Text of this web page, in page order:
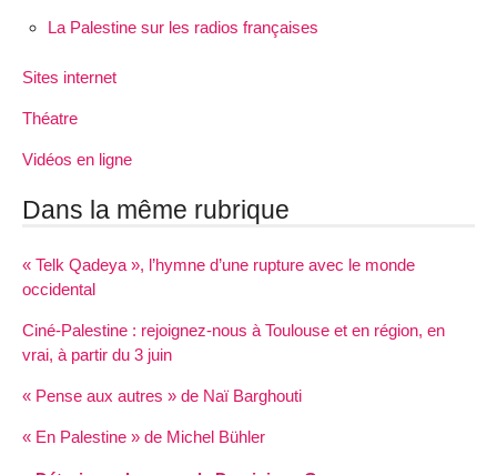
La Palestine sur les radios françaises
Sites internet
Théatre
Vidéos en ligne
Dans la même rubrique
« Telk Qadeya », l’hymne d’une rupture avec le monde
occidental
Ciné-Palestine : rejoignez-nous à Toulouse et en région, en
vrai, à partir du 3 juin
« Pense aux autres » de Naï Barghouti
« En Palestine » de Michel Bühler